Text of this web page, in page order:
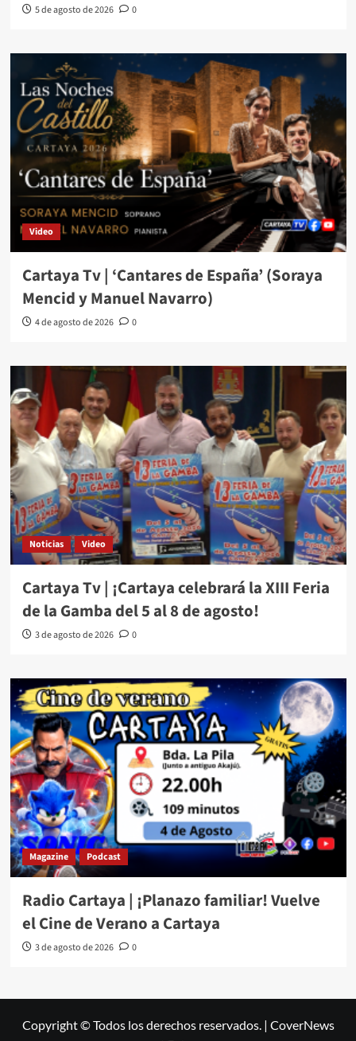
5 de agosto de 2026 0
Video
Cartaya Tv | ‘Cantares de España’ (Soraya
Mencid y Manuel Navarro)
4 de agosto de 2026 0
Noticias Video
Cartaya Tv | ¡Cartaya celebrará la XIII Feria
de la Gamba del 5 al 8 de agosto!
3 de agosto de 2026 0
Magazine Podcast
Radio Cartaya | ¡Planazo familiar! Vuelve
el Cine de Verano a Cartaya
3 de agosto de 2026 0
Copyright © Todos los derechos reservados. | CoverNews